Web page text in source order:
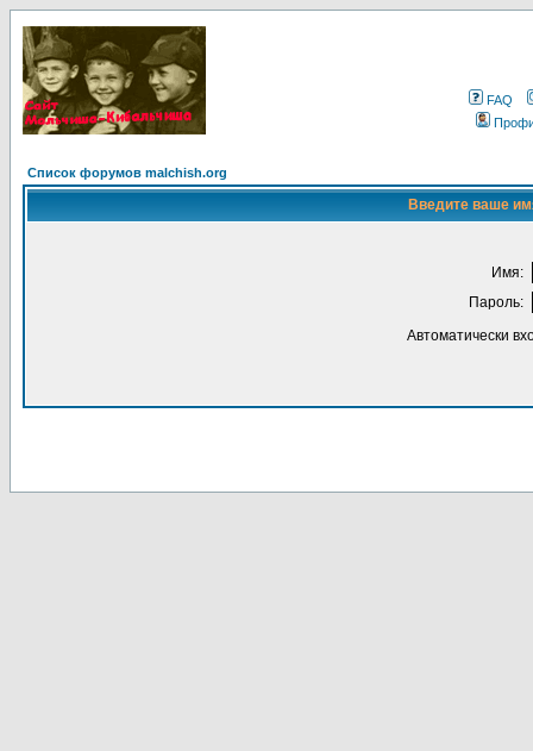
FAQ
Список форумов malchish.org
Введите ваше
Имя:
Пароль:
Автоматически